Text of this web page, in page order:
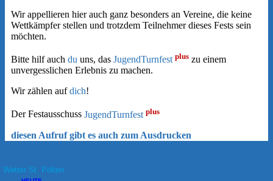
Wir appellieren hier auch ganz besonders an Vereine, die keine
Wettkämpfer stellen und trotzdem Teilnehmer dieses Fests sein
möchten.
Bitte hilf auch du uns, das JugendTurnfest plus zu einem
unvergesslichen Erlebnis zu machen.
Wir zählen aufdich!
Der Festausschuss JugendTurnfest plus
diesen Aufruf gibt es auch zum Ausdrucken